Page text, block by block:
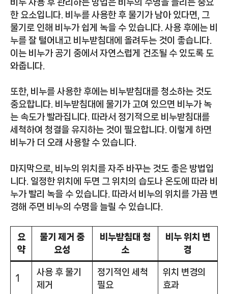
비누 사용 후 관리하는 방법은 비누의 수명을 늘리는 중요
한 요소입니다. 비누를 사용한 후 물기가 남아 있다면, 그
물기로 인해 비누가 쉽게 녹을 수 있습니다. 사용 후에는 비
누를 잘 털어내고 비누받침대에 올려두는 것이 좋습니다.
이는 비누가 공기 중에서 자연스럽게 건조될 수 있도록 도
와줍니다.
또한, 비누를 사용한 후에는 비누받침대를 청소하는 것도
중요합니다. 비누받침대에 물기가 고여 있으면 비누가 녹
는 속도가 빨라집니다. 따라서 정기적으로 비누받침대를
세척하여 청결을 유지하는 것이 필요합니다. 이렇게 하면
비누가 더 오래 사용할 수 있습니다.
마지막으로, 비누의 위치를 자주 바꾸는 것도 좋은 방법입
니다. 일정한 위치에 두면 그 위치의 습도나 온도에 따라 비
누가 빨리 녹을 수 있습니다. 따라서 비누의 위치를 가끔 변
경해 주면 비누의 수명을 늘릴 수 있습니다.
요
약
물기 제거 중
요성
비누받침대 청
소
비누 위치 변
경
1
사용 후 물기
제거
정기적인 세척
필요
위치 변경의
효과